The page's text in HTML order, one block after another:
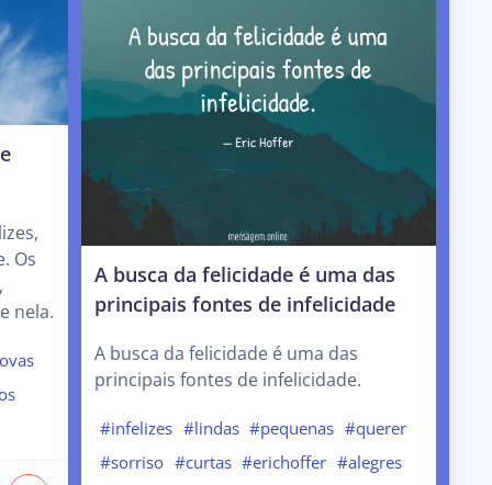
Os
nela.
A busca da felicidade é uma das
principais fontes de infelicidade
A busca da felicidade é uma das
principais fontes de infelicidade.
#infelizes #lindas #pequenas #querer
#sorriso #curtas #erichoffer #alegres